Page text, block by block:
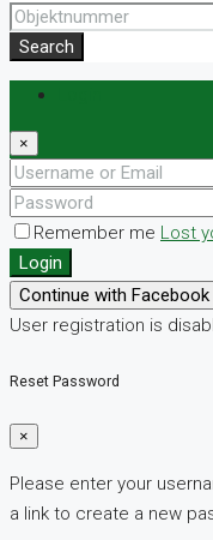
Search
×
Remember me Lost
Login
Continue with Facebook
User registration is
Reset Password
×
Please enter your
a link to create a new